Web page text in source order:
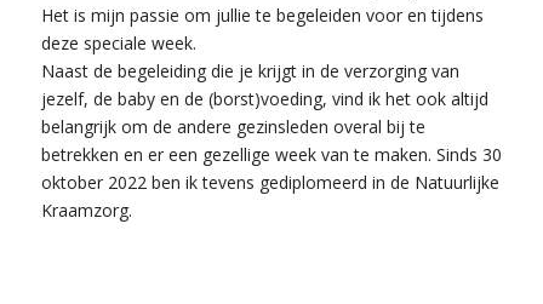
Het is mijn passie om jullie te begeleiden voor en tijdens
deze speciale week.
Naast de begeleiding die je krijgt in de verzorging van
jezelf, de baby en de (borst)voeding, vind ik het ook altijd
belangrijk om de andere gezinsleden overal bij te
betrekken en er een gezellige week van te maken. Sinds 30
oktober 2022 ben ik tevens gediplomeerd in de Natuurlijke
Kraamzorg.